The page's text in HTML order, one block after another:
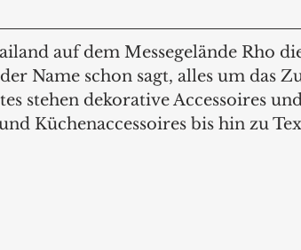
auf dem Messegelände Rho
Name schon sagt, alles um das
stehen dekorative Accessoires
Küchenaccessoires bis hin zu